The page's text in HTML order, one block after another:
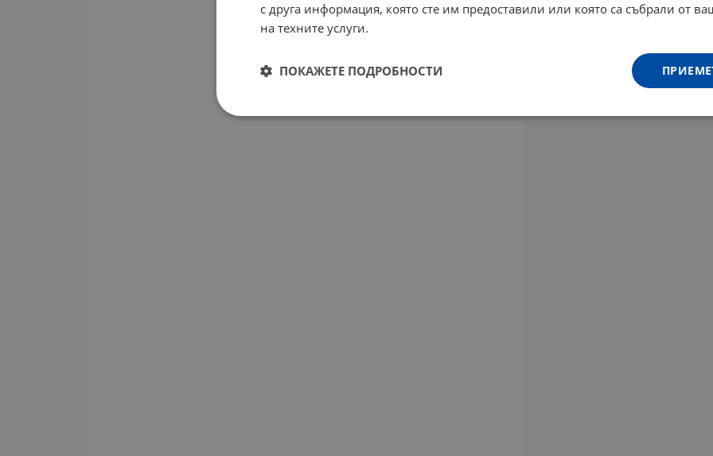
с друга информация, която сте им предоставили или която са събрали от
на техните услуги.
ПОКАЖЕТЕ ПОДРОБНОСТИ